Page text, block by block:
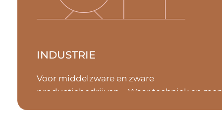
INDUSTRIE
Voor middelzware en zware
productiebedrijven. Waar techniek en